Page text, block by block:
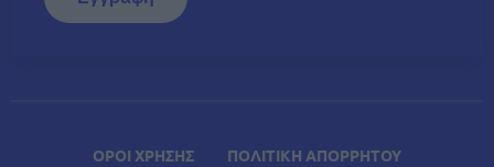
ΟΡΟΙ ΧΡΗΣΗΣ ΠΟΛΙΤΙΚΗ ΑΠΟΡΡΗΤΟΥ